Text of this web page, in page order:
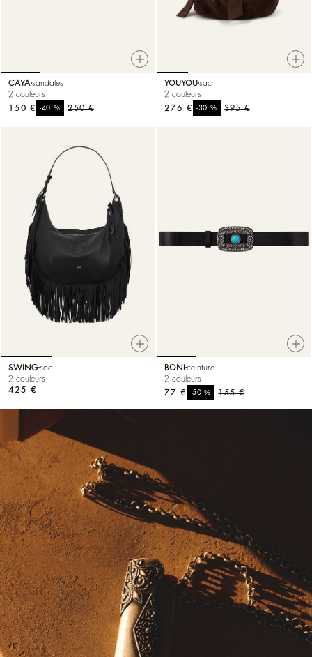
CAYA sandales
2 couleurs
250 €
-40%
150 €
YOUYOUsac
2 couleurs
395 €
-30%
276 €
SWINGsac
2 couleurs
425 €
BONI ceinture
2 couleurs
155 €
-50%
77 €